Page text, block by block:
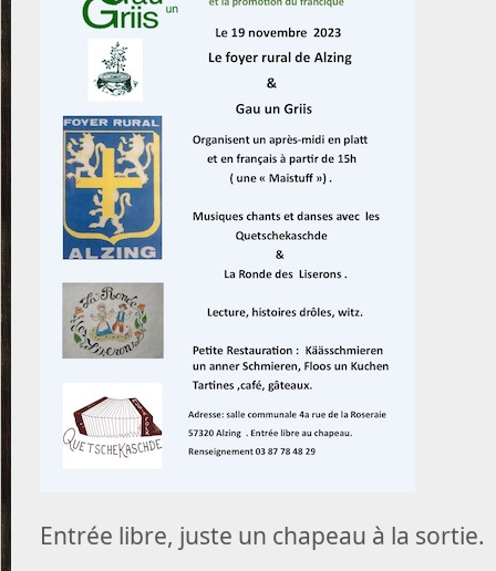
Entrée libre, juste un chapeau à la sortie.